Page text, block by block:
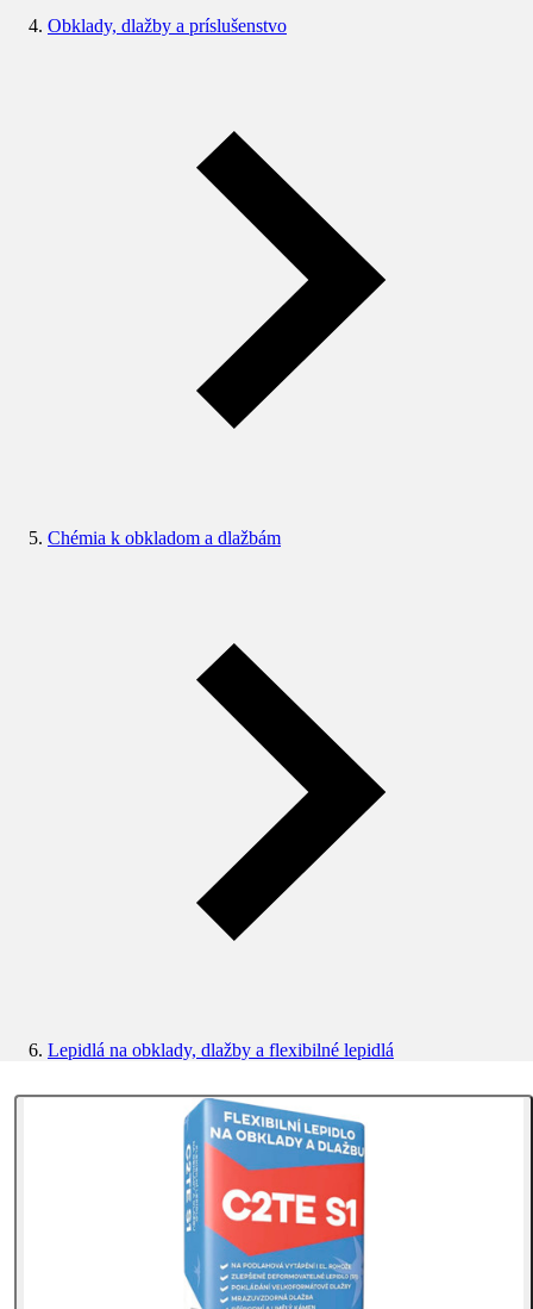
Obklady, dlažby a príslušenstvo
Chémia k obkladom a dlažbám
Lepidlá na obklady, dlažby a flexibilné lepidlá